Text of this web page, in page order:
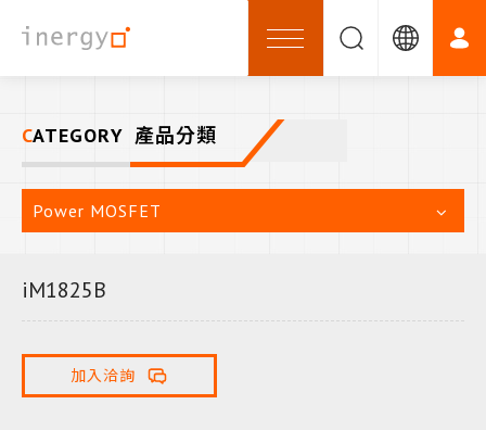
CATEGORY 產品分類
Power MOSFET
iM1825B
加入洽詢